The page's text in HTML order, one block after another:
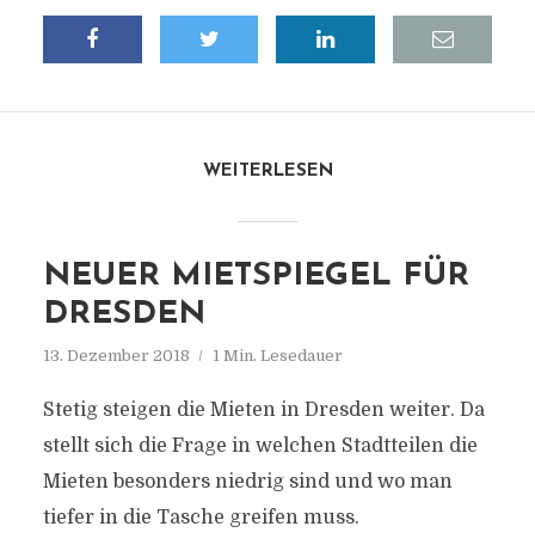
WEITERLESEN
NEUER MIETSPIEGEL FÜR
DRESDEN
13. Dezember 2018 1 Min. Lesedauer
Stetig steigen die Mieten in Dresden weiter. Da
stellt sich die Frage in welchen Stadtteilen die
Mieten besonders niedrig sind und wo man
tiefer in die Tasche greifen muss.